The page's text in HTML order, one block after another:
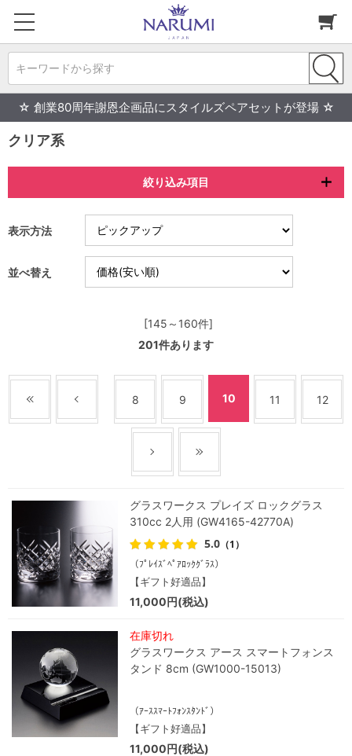
キーワードから探す
☆ 創業80周年謝恩企画品にスタイルズペアセットが登場 ☆
クリア系
絞り込み項目
表示方法
並べ替え
[145～160件]
201件あります
8 9 10 11 12
グラスワークス プレイズ ロックグラス
310cc 2人用 (GW4165-42770A)
5.0 （1）
（ﾌﾟﾚｲｽﾞﾍﾟｱﾛｯｸｸﾞﾗｽ）
【ギフト好適品】
11,000円(税込)
在庫切れ
グラスワークス アース スマートフォンス
タンド 8cm (GW1000-15013)
（ｱｰｽｽﾏｰﾄﾌｫﾝｽﾀﾝﾄﾞ）
【ギフト好適品】
11,000円(税込)